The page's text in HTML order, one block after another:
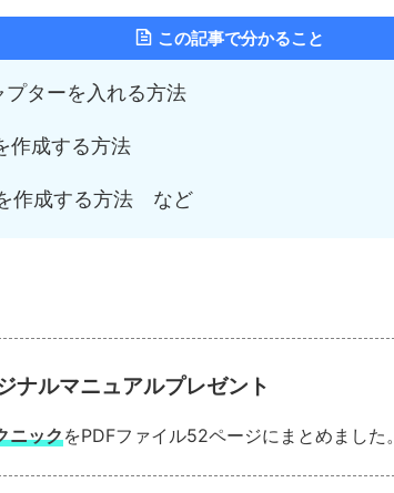
この記事で分かること
ターを入れる方法
作成する方法
作成する方法 など
ルマニュアルプレゼント
ニックをPDFファイル52ページにまとめました。